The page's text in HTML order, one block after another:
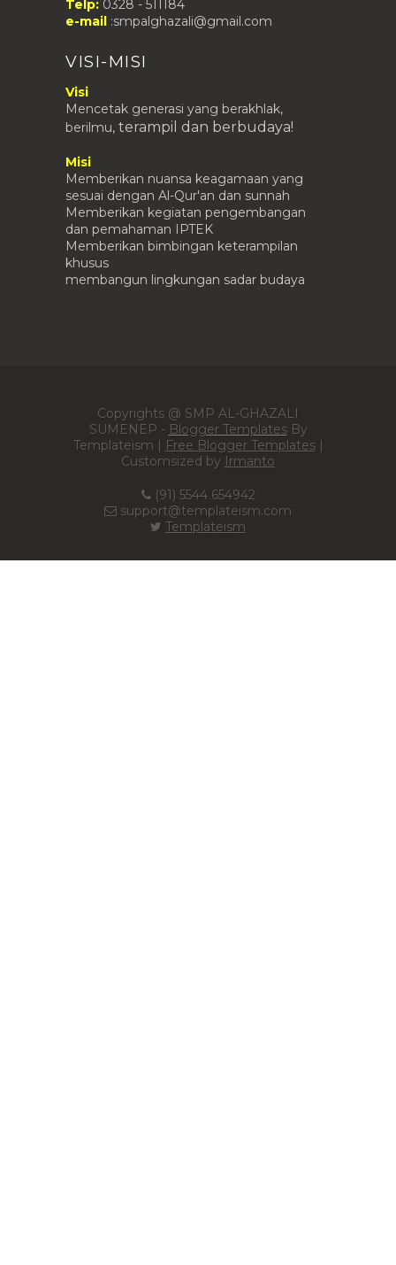
Telp: 0328 - 511184
e-mail :smpalghazali@gmail.com
VISI-MISI
Visi
Mencetak generasi yang berakhlak,
berilmu, terampil dan berbudaya!
Misi
Memberikan nuansa keagamaan yang
sesuai dengan Al-Qur'an dan sunnah
Memberikan kegiatan pengembangan
dan pemahaman IPTEK
Memberikan bimbingan keterampilan
khusus
membangun lingkungan sadar budaya
Copyrights @ SMP AL-GHAZALI
SUMENEP - Blogger TemplatesBy
Templateism | Free Blogger Templates|
Customsized by Irmanto
(91) 5544 654942
support@templateism.com
Templateism